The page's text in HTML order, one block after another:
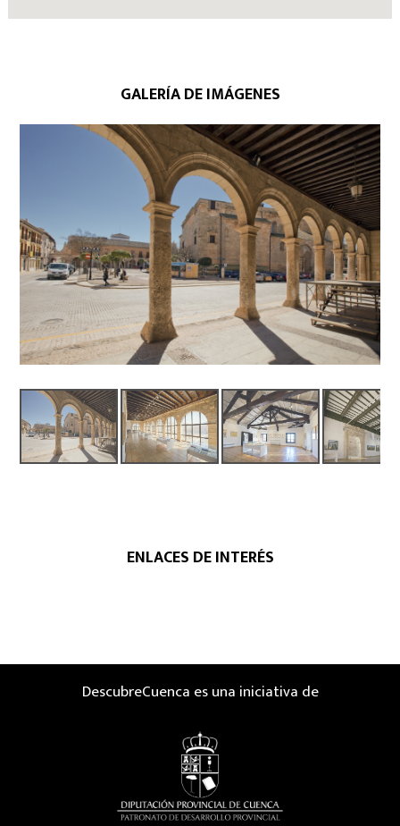
GALERÍA DE IMÁGENES
ENLACES DE INTERÉS
DescubreCuenca es una iniciativa de